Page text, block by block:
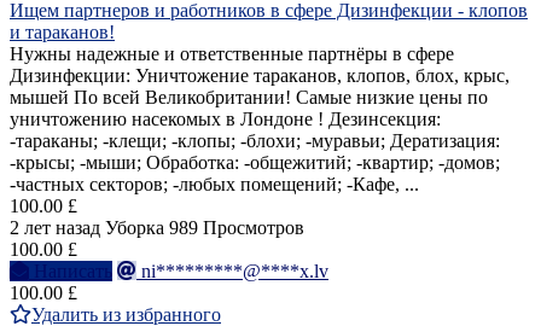
Ищем партнеров и работников в сфере Дизинфекции - клопов
и тараканов!
Нужны надежные и ответственные партнёры в сфере
Дизинфекции: Уничтожение тараканов, клопов, блох, крыс,
мышей По всей Великобритании! Самые низкие цены по
уничтожению насекомых в Лондоне ! Дезинсекция:
-тараканы; -клещи; -клопы; -блохи; -муравьи; Дератизация:
-крысы; -мыши; Обработка: -общежитий; -квартир; -домов;
-частных секторов; -любых помещений; -Кафе, ...
100.00 £
2 лет назад Уборка 989 Просмотров
100.00 £
Написать
ni*********@****x.lv
100.00 £
Удалить из избранного